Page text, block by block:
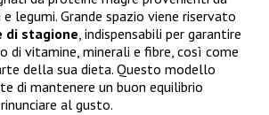
e legumi. Grande spazio viene riservato
di stagione, indispensabili per garantire
di vitamine, minerali e fibre, così come
della sua dieta. Questo modello
di mantenere un buon equilibrio
al gusto.